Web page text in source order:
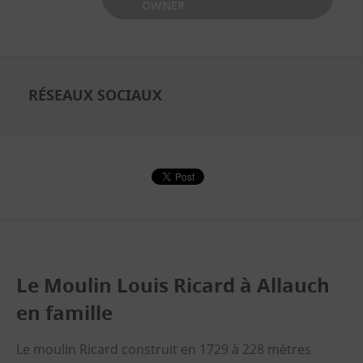
RÉSEAUX SOCIAUX
Le Moulin Louis Ricard à Allauch
en famille
Le moulin Ricard construit en 1729 à 228 mètres